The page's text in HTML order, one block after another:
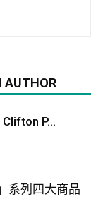
AUTHOR
P...
系列四大商品